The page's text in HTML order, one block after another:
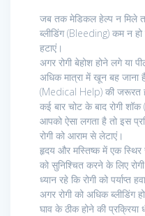
जब तक मेडिकल हेल्प न मिले
ब्लीडिंग (Bleeding) कम न
हटाएं।
अगर रोगी बेहोश होने लगे या
अधिक मात्रा में खून बह
(Medical Help) की जरूरत
कई बार चोट के बाद रोगी
आपको ऐसा लगता है तो इस
रोगी को आराम से लेटाएं।
हृदय और मस्तिष्क में एक
को सुनिश्चित करने के लिए
ध्यान रहे कि रोगी को पर्याप्त
अगर रोगी को अधिक ब्लीडिंग
घाव के ठीक होने की प्रक्रिया